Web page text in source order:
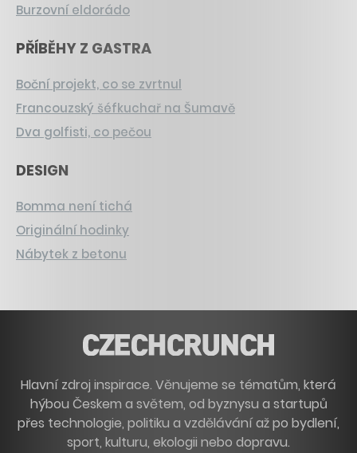
Burzovní eldorádo
PŘÍBĚHY Z GASTRA
Boční projekt, co se zvrtnul
Francouzský šéfkuchař na Šumavě
Dva golfisti, co pečou
DESIGN
Bomma není tichá
Originální hodinky
Nábytek z betonu
Hlavní zdroj inspirace. Věnujeme se tématům, která
hýbou Českem a světem, od byznysu a startupů
přes technologie, politiku a vzdělávání až po bydlení,
sport, kulturu, ekologii nebo dopravu.